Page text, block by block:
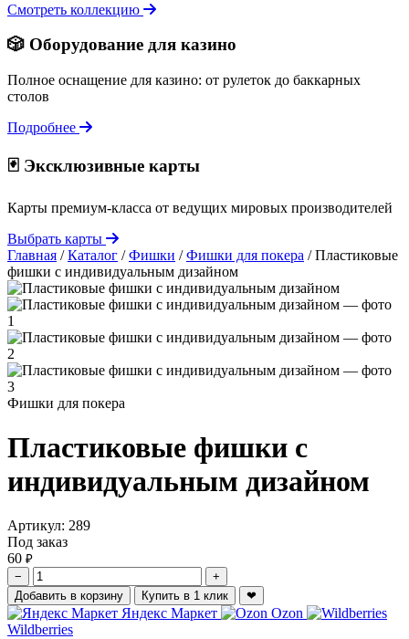
Смотреть коллекцию
🎲 Оборудование для казино
Полное оснащение для казино: от рулеток до баккарных
столов
Подробнее
🃏 Эксклюзивные карты
Карты премиум-класса от ведущих мировых производителей
Выбрать карты
Главная / Каталог / Фишки / Фишки для покера / Пластиковые
фишки с индивидуальным дизайном
Фишки для покера
Пластиковые фишки с
индивидуальным дизайном
Артикул: 289
Под заказ
60 ₽
−
+
Добавить в корзину
Купить в 1 клик ❤
Яндекс Маркет
Ozon
Wildberries